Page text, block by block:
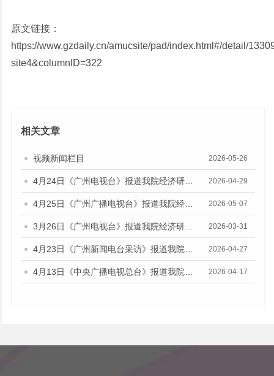
原文链接：
https://www.gzdaily.cn/amucsite/pad/index.html#/detail/
site4&columnID=322
相关文章
视频新闻栏目 2026-05-26
2026-04-29
2026-05-07
2026-03-31
2026-04-27
2026-04-17